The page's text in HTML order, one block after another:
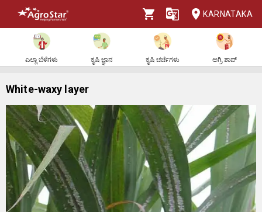
KARNATAKA
ಎಲ್ಲಾ ಬೆಳೆಗಳು ಕೃಷಿ ಜ್ಞಾನ ಕೃಷಿ ಚರ್ಚೆಗಳು ಅಗ್ರಿ ಶಾಪ್
White-waxy layer